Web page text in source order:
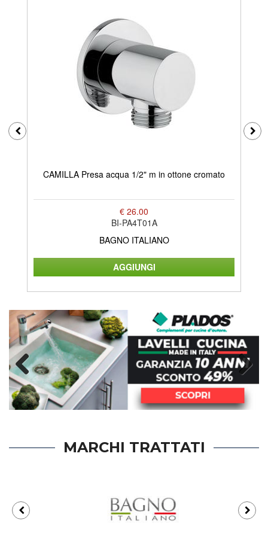
CAMILLA Presa acqua 1/2" m in ottone cromato
€ 26.00
BI-PA4T01A
BAGNO ITALIANO
Previous Next
MARCHI TRATTATI